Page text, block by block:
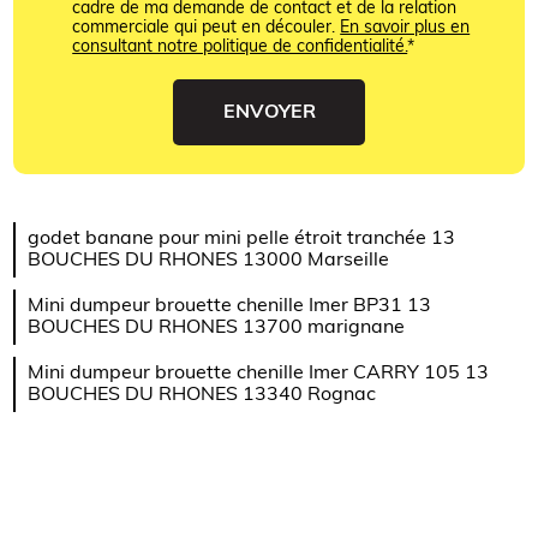
cadre de ma demande de contact et de la relation
commerciale qui peut en découler. En savoir plus en
consultant notre politique de confidentialité.*
godet banane pour mini pelle étroit tranchée 13
BOUCHES DU RHONES 13000 Marseille
Mini dumpeur brouette chenille Imer BP31 13
BOUCHES DU RHONES 13700 marignane
Mini dumpeur brouette chenille Imer CARRY 105 13
BOUCHES DU RHONES 13340 Rognac